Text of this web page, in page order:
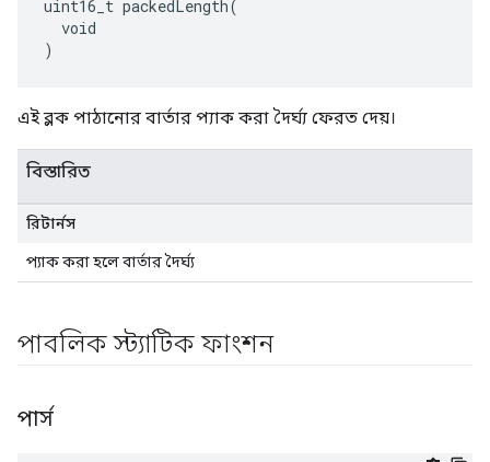
uint16_t packedLength(
  void
)
এই ব্লক পাঠানোর বার্তার প্যাক করা দৈর্ঘ্য ফেরত দেয়।
বিস্তারিত
রিটার্নস
প্যাক করা হলে বার্তার দৈর্ঘ্য
পাবলিক স্ট্যাটিক ফাংশন
পার্স